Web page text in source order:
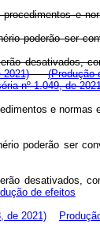
poderão
desativados,
2021) (Produção
nº 1.049, de
e
poderão ser
desativados,
de efeitos
de 2021)